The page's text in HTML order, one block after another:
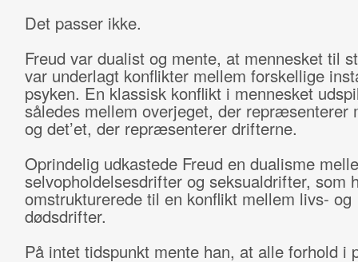
Det passer ikke.
Freud var dualist og mente, at mennesket til
var underlagt konflikter mellem forskellige
psyken. En klassisk konflikt i mennesket
således mellem overjeget, der repræsenterer
og det’et, der repræsenterer drifterne.
Oprindelig udkastede Freud en dualisme
selvopholdelsesdrifter og seksualdrifter, som
omstrukturerede til en konflikt mellem livs- og
dødsdrifter.
På intet tidspunkt mente han, at alle forhold i